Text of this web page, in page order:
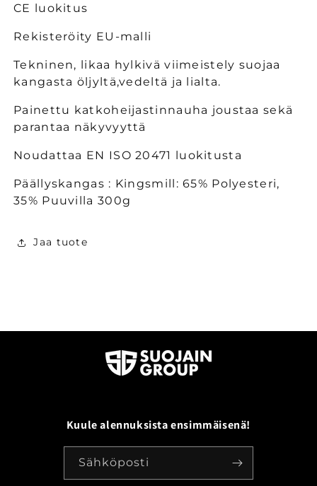
CE luokitus
Rekisteröity EU-malli
Tekninen, likaa hylkivä viimeistely suojaa
kangasta öljyltä,vedeltä ja lialta.
Painettu katkoheijastinnauha joustaa sekä
parantaa näkyvyyttä
Noudattaa EN ISO 20471 luokitusta
Päällyskangas : Kingsmill: 65% Polyesteri,
35% Puuvilla 300g
Jaa tuote
Kuule alennuksista ensimmäisenä!
Sähköposti